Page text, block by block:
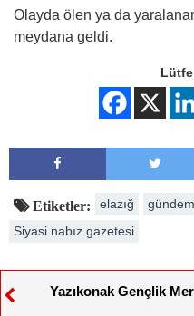
Olayda ölen ya da
meydana geldi.
Etiketler: elazığ gündem
Siyasi nabız gazetesi
Yazıkonak Gençlik